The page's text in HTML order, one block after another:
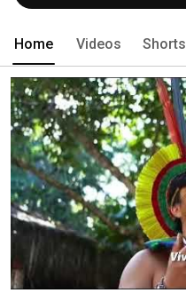
Home Videos Shorts